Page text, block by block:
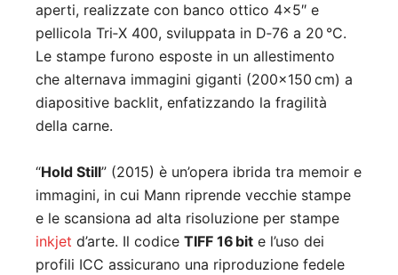
aperti, realizzate con banco ottico 4×5″ e
pellicola Tri‑X 400, sviluppata in D‑76 a 20 °C.
Le stampe furono esposte in un allestimento
che alternava immagini giganti (200×150 cm) a
diapositive backlit, enfatizzando la fragilità
della carne.
“Hold Still” (2015) è un’opera ibrida tra memoir e
immagini, in cui Mann riprende vecchie stampe
e le scansiona ad alta risoluzione per stampe
inkjet d’arte. Il codice TIFF 16 bit e l’uso dei
profili ICC assicurano una riproduzione fedele